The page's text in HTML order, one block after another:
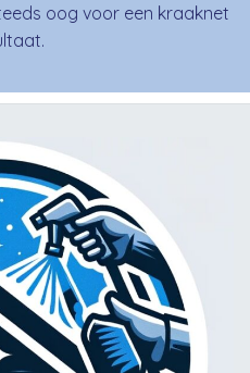
oog voor een kraaknet